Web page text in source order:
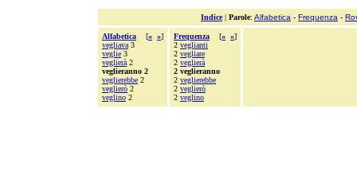
Indice| Parole: Alfabetica - Frequenza -
Alfabetica [« »]
vegliava 3
veglie 3
veglierà 2
veglieranno 2
veglierebbe 2
veglierò 2
veglino 2
Frequenza [« »]
2 veglianti
2 vegliare
2 veglierà
2 veglieranno
2 veglierebbe
2 veglierò
2 veglino